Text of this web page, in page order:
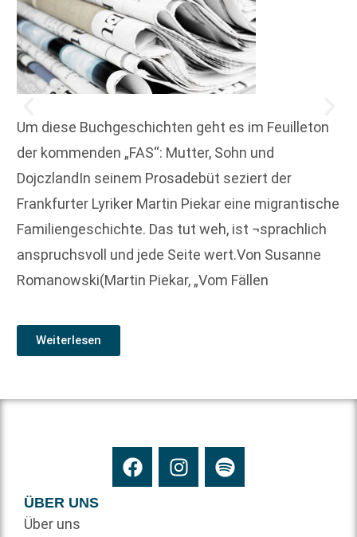
Um diese Buchgeschichten geht es im Feuilleton
der kommenden „FAS“: Mutter, Sohn und
DojczlandIn seinem Prosadebüt seziert der
Frankfurter Lyriker Martin Piekar eine migrantische
Familiengeschichte. Das tut weh, ist ¬sprachlich
anspruchsvoll und jede Seite wert.Von Susanne
Romanowski(Martin Piekar, „Vom Fällen
Weiterlesen
ÜBER UNS
Über uns